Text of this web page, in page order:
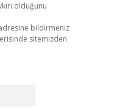
olduğunu
bildirmeniz
sitemizden